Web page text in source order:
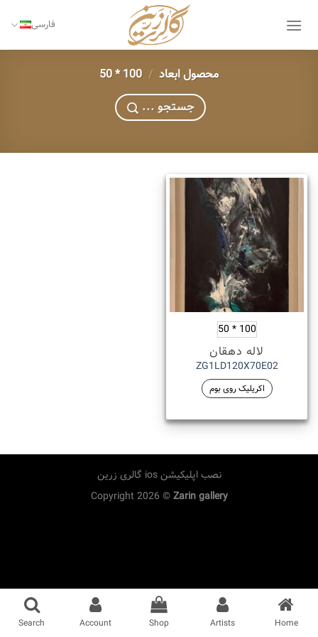
فارسی
محصول ابعاد /
100 * 50
... جستجو
100 * 50
لاله دهقان
ZG1LD120X70E02
اکریلیک روی بوم
نصب اپلیکیشن ios گالری زرین
Copyright 2026 ©Zarin gallery
Home
Artists
Shop
Account
Search